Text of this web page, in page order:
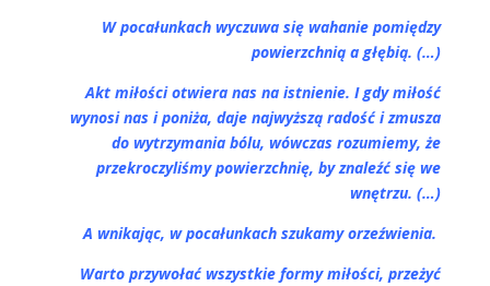
W pocałunkach wyczuwa się wahanie pomiędzy
powierzchnią a głębią. (…)
Akt miłości otwiera nas na istnienie. I gdy miłość
wynosi nas i poniża, daje najwyższą radość i zmusza
do wytrzymania bólu, wówczas rozumiemy, że
przekroczyliśmy powierzchnię, by znaleźć się we
wnętrzu. (…)
A wnikając, w pocałunkach szukamy orzeźwienia.
Warto przywołać wszystkie formy miłości, przeżyć